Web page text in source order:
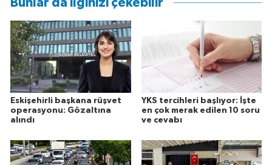
Bunlar da ilginizi çekebilir
Eskişehirli başkana rüşvet
operasyonu: Gözaltına
alındı
YKS tercihleri başlıyor: İşte
en çok merak edilen 10 soru
ve cevabı